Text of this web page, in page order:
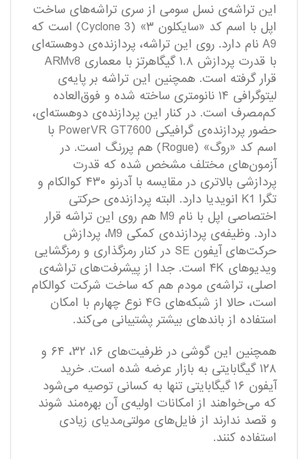
این تراشه‌ی نسل سومی از سری تراشه‌های ساخت
اپل با اسم‌ کد «سایکلون ۳» (Cyclone 3) است که
A9 نام دارد. روی این تراشه‌، پردازنده‌ی دوهسته‌‌ای
با قدرت پردازش ۱.۸ گیگاهرتز با معماری ARMv8
قرار گرفته‌ است. همچنین این تراشه بر پایه‌ی
لیتوگرافی ۱۴ نانومتری ساخته ‌شده و فوق‌العاده
کم‌مصرف است. در کنار این پردازنده‌ی دوهسته‌ای‌،
حضور پردازنده‌ی گرافیکی PowerVR GT7600 با
اسم کد «روگ» (Rogue) هم پررنگ است. در
آزمون‌های مختلف مشخص‌ شده که قدرت
پردازشی بالاتری در مقایسه با آدرنو ۴۳۰ کوالکام و
تگرا K1 انویدیا دارد. البته پردازنده‌‌ی حرکتی
اختصاصی اپل با نام M9 هم روی این تراشه قرار
دارد. وظیفه‌ی پردازنده‌ی کمکی M9، پردازش‌
حرکت‌های آیفون SE در کنار رمزگذاری و رمزگشایی
ویدیو‌های ۴K است. جدا از پیشرفت‌های تراشه‌ی
اصلی، تراشه‌ی مودم هم که ساخت شرکت کوالکام
است، حالا از شبکه‌های ۴G نوع چهارم با امکان
استفاده از باندهای بیشتر پشتیبانی می‌کند.
همچنین این گوشی در ظرفیت‌های ۱۶، ۳۲، ۶۴ و
۱۲۸ گیگابایتی به بازار عرضه ‌شده است. خرید
آیفون ۱۶ گیگابایتی تنها به کسانی توصیه می‌شود
که می‌خواهند از امکانات اولیه‌ی آن بهره‌مند شوند
و قصد ندارند از فایل‌های مولتی‌مدیای زیادی
استفاده کنند.